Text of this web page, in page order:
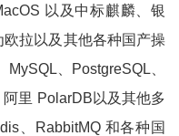
以及中标麒麟、银
拉以及其他各种国产操
、PostgreSQL、
里 PolarDB以及其他多
、RabbitMQ 和各种国